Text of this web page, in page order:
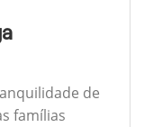
de
famílias